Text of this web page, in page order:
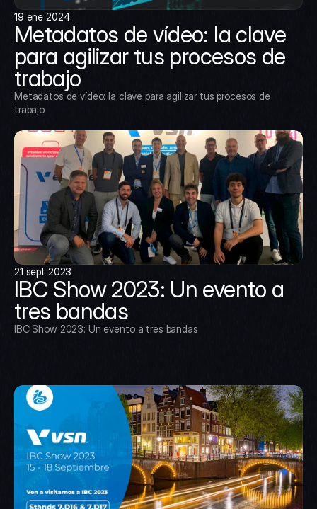
19 ene 2024
Metadatos de vídeo: la clave
para agilizar tus procesos de
trabajo
Metadatos de vídeo: la clave para agilizar tus procesos de
trabajo
21 sept 2023
IBC Show 2023: Un evento a
tres bandas
IBC Show 2023: Un evento a tres bandas